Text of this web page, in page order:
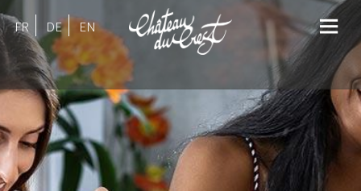
FR DE EN